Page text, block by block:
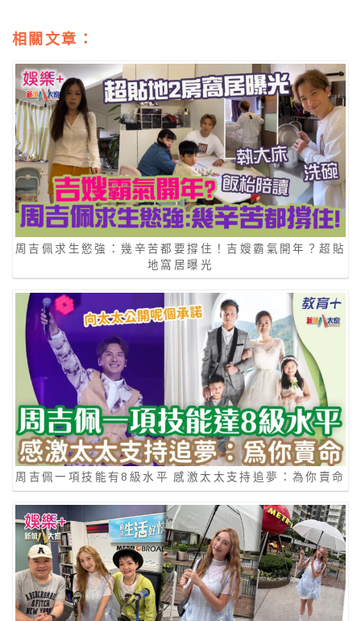
相關文章：
周吉佩求生慾強：幾辛苦都要撐住！吉嫂霸氣開年？超貼
地窩居曝光
周吉佩一項技能有8級水平 感激太太支持追夢：為你賣命